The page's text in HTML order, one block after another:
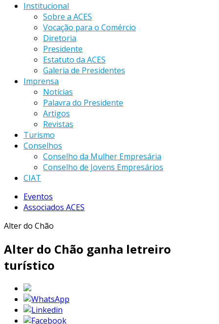
Institucional
Sobre a ACES
Vocação para o Comércio
Diretoria
Presidente
Estatuto da ACES
Galeria de Presidentes
Imprensa
Notícias
Palavra do Presidente
Artigos
Revistas
Turismo
Conselhos
Conselho da Mulher Empresária
Conselho de Jovens Empresários
CIAT
Eventos
Associados ACES
Alter do Chão
Alter do Chão ganha letreiro
turístico